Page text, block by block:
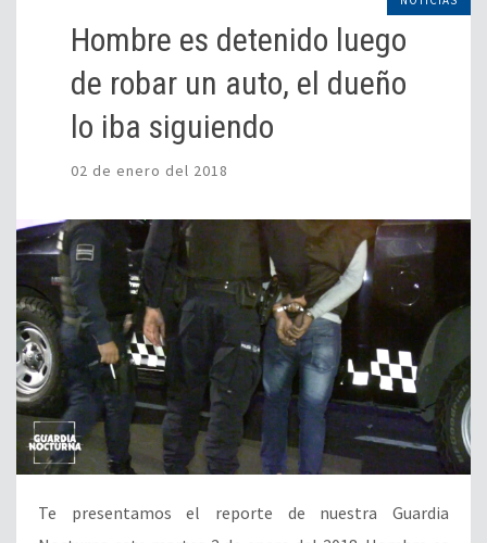
Hombre es detenido luego
de robar un auto, el dueño
lo iba siguiendo
02 de enero del 2018
Te presentamos el reporte de nuestra Guardia